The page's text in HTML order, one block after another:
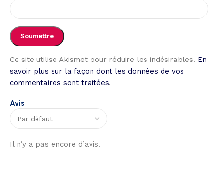
Avis
Il n’y a pas encore d’avis.
Ce site utilise Akismet pour réduire les indésirables. En
savoir plus sur la façon dont les données de vos
commentaires sont traitées.